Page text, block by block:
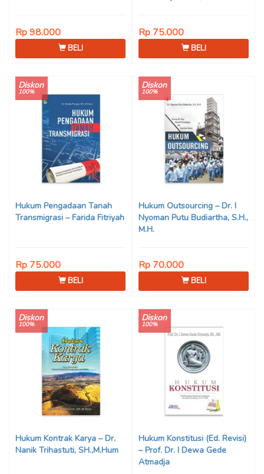
Rp 98.000
BELI
Rp 75.000
BELI
Diskon
100%
Hukum Pengadaan Tanah
Transmigrasi – Farida Fitriyah
Rp 75.000
BELI
Diskon
100%
Hukum Outsourcing – Dr. I
Nyoman Putu Budiartha, S.H.,
M.H.
Rp 70.000
BELI
Diskon
100%
Hukum Kontrak Karya – Dr.
Nanik Trihastuti, SH.,M.Hum
Diskon
100%
Hukum Konstitusi (Ed. Revisi)
– Prof. Dr. I Dewa Gede
Atmadja